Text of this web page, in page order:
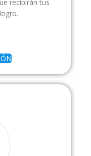
recibirán tus